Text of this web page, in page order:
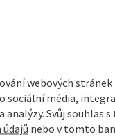
webových
sociální média,
analýzy. Svůj
nebo v tomto